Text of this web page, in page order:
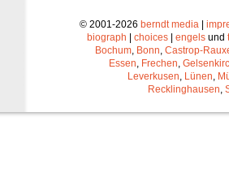
© 2001-2026 berndt media |
biograph | choices | engels und
Bochum Bonn Castrop-
Essen Frechen
Leverkusen Lünen
Recklinghausen